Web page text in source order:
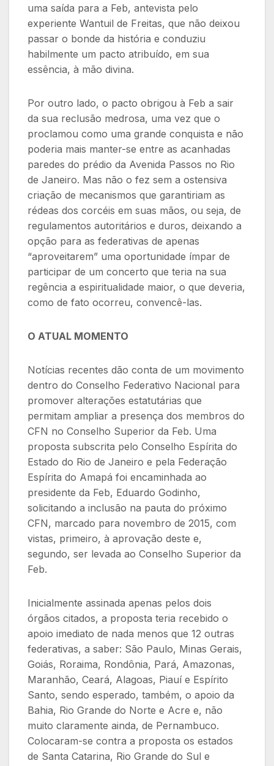
uma saída para a Feb, antevista pelo
experiente Wantuil de Freitas, que não deixou
passar o bonde da história e conduziu
habilmente um pacto atribuído, em sua
essência, à mão divina.
Por outro lado, o pacto obrigou à Feb a sair
da sua reclusão medrosa, uma vez que o
proclamou como uma grande conquista e não
poderia mais manter-se entre as acanhadas
paredes do prédio da Avenida Passos no Rio
de Janeiro. Mas não o fez sem a ostensiva
criação de mecanismos que garantiriam as
rédeas dos corcéis em suas mãos, ou seja, de
regulamentos autoritários e duros, deixando a
opção para as federativas de apenas
“aproveitarem” uma oportunidade ímpar de
participar de um concerto que teria na sua
regência a espiritualidade maior, o que deveria,
como de fato ocorreu, convencê-las.
O ATUAL MOMENTO
Notícias recentes dão conta de um movimento
dentro do Conselho Federativo Nacional para
promover alterações estatutárias que
permitam ampliar a presença dos membros do
CFN no Conselho Superior da Feb. Uma
proposta subscrita pelo Conselho Espírita do
Estado do Rio de Janeiro e pela Federação
Espírita do Amapá foi encaminhada ao
presidente da Feb, Eduardo Godinho,
solicitando a inclusão na pauta do próximo
CFN, marcado para novembro de 2015, com
vistas, primeiro, à aprovação deste e,
segundo, ser levada ao Conselho Superior da
Feb.
Inicialmente assinada apenas pelos dois
órgãos citados, a proposta teria recebido o
apoio imediato de nada menos que 12 outras
federativas, a saber: São Paulo, Minas Gerais,
Goiás, Roraima, Rondônia, Pará, Amazonas,
Maranhão, Ceará, Alagoas, Piauí e Espírito
Santo, sendo esperado, também, o apoio da
Bahia, Rio Grande do Norte e Acre e, não
muito claramente ainda, de Pernambuco.
Colocaram-se contra a proposta os estados
de Santa Catarina, Rio Grande do Sul e